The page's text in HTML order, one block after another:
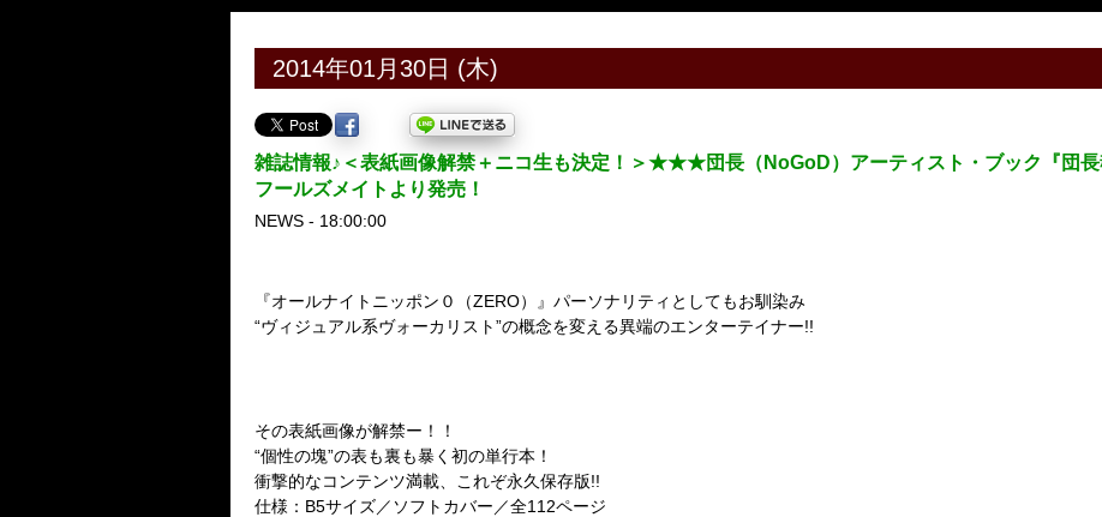
2014年01月30日 (木)
雑誌情報♪＜表紙画像解禁＋ニコ生も決定！＞★★★団長（NoGoD）アーティスト・ブック『団
フールズメイトより発売！
NEWS - 18:00:00
『オールナイトニッポン０（ZERO）』パーソナリティとしてもお馴染み
“ヴィジュアル系ヴォーカリスト”の概念を変える異端のエンターテイナー!!
その表紙画像が解禁ー！！
“個性の塊”の表も裏も暴く初の単行本！
衝撃的なコンテンツ満載、これぞ永久保存版!!
仕様：B5サイズ／ソフトカバー／全112ページ